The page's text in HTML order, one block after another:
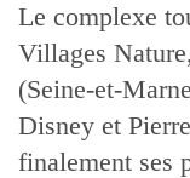
Le complexe
Villages
(Seine-et-
Disney et
finalement ses